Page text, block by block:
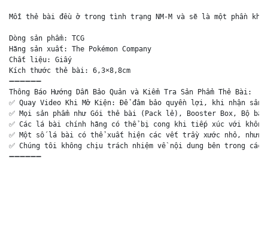
Mỗi thẻ bài đều ở trong tình trạng NM-M và sẽ là một phần
Dòng sản phẩm: TCG
Hãng sản xuất: The Pokémon Company
Chất liệu: Giấy
Kích thước thẻ bài: 6,3×8,8cm
➖➖➖➖➖➖
Thông Báo Hướng Dẫn Bảo Quản và Kiểm Tra Sản Phẩm Thẻ Bài:
✅ Quay Video Khi Mở Kiện: Để đảm bảo quyền lợi, khi nhận
✅ Mọi sản phẩm như Gói thẻ bài (Pack lẻ), Booster Box, Bộ
✅ Các lá bài chính hãng có thể bị cong khi tiếp xúc với
✅ Một số lá bài có thể xuất hiện các vết trầy xước nhỏ,
✅ Chúng tôi không chịu trách nhiệm về nội dung bên trong
➖➖➖➖➖➖